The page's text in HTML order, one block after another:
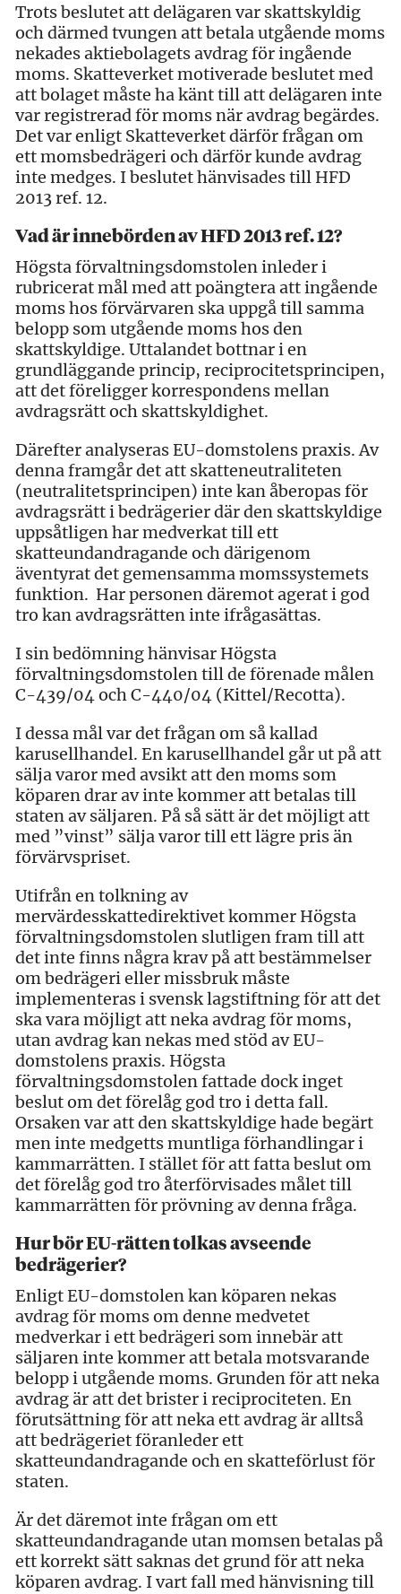
Trots beslutet att delägaren var skattskyldig
och därmed tvungen att betala utgående moms
nekades aktiebolagets avdrag för ingående
moms. Skatteverket motiverade beslutet med
att bolaget måste ha känt till att delägaren inte
var registrerad för moms när avdrag begärdes.
Det var enligt Skatteverket därför frågan om
ett momsbedrägeri och därför kunde avdrag
inte medges. I beslutet hänvisades till HFD
2013 ref. 12.
Vad är innebörden av HFD 2013 ref. 12?
Högsta förvaltningsdomstolen inleder i
rubricerat mål med att poängtera att ingående
moms hos förvärvaren ska uppgå till samma
belopp som utgående moms hos den
skattskyldige. Uttalandet bottnar i en
grundläggande princip, reciprocitetsprincipen,
att det föreligger korrespondens mellan
avdragsrätt och skattskyldighet.
Därefter analyseras EU-domstolens praxis. Av
denna framgår det att skatteneutraliteten
(neutralitetsprincipen) inte kan åberopas för
avdragsrätt i bedrägerier där den skattskyldige
uppsåtligen har medverkat till ett
skatteundandragande och därigenom
äventyrat det gemensamma momssystemets
funktion. Har personen däremot agerat i god
tro kan avdragsrätten inte ifrågasättas.
I sin bedömning hänvisar Högsta
förvaltningsdomstolen till de förenade målen
C-439/04 och C-440/04 (Kittel/Recotta).
I dessa mål var det frågan om så kallad
karusellhandel. En karusellhandel går ut på att
sälja varor med avsikt att den moms som
köparen drar av inte kommer att betalas till
staten av säljaren. På så sätt är det möjligt att
med ”vinst” sälja varor till ett lägre pris än
förvärvspriset.
Utifrån en tolkning av
mervärdesskattedirektivet kommer Högsta
förvaltningsdomstolen slutligen fram till att
det inte finns några krav på att bestämmelser
om bedrägeri eller missbruk måste
implementeras i svensk lagstiftning för att det
ska vara möjligt att neka avdrag för moms,
utan avdrag kan nekas med stöd av EU-
domstolens praxis. Högsta
förvaltningsdomstolen fattade dock inget
beslut om det förelåg god tro i detta fall.
Orsaken var att den skattskyldige hade begärt
men inte medgetts muntliga förhandlingar i
kammarrätten. I stället för att fatta beslut om
det förelåg god tro återförvisades målet till
kammarrätten för prövning av denna fråga.
Hur bör EU-rätten tolkas avseende
bedrägerier?
Enligt EU-domstolen kan köparen nekas
avdrag för moms om denne medvetet
medverkar i ett bedrägeri som innebär att
säljaren inte kommer att betala motsvarande
belopp i utgående moms. Grunden för att neka
avdrag är att det brister i reciprociteten. En
förutsättning för att neka ett avdrag är alltså
att bedrägeriet föranleder ett
skatteundandragande och en skatteförlust för
staten.
Är det däremot inte frågan om ett
skatteundandragande utan momsen betalas på
ett korrekt sätt saknas det grund för att neka
köparen avdrag. I vart fall med hänvisning till